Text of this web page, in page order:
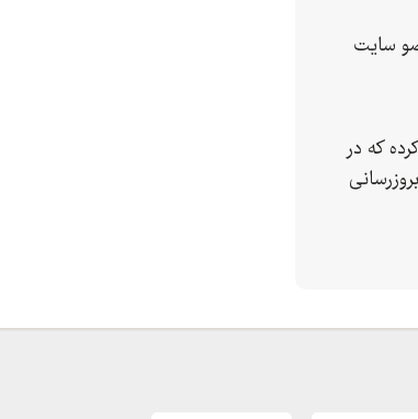
نسب سیستم پد سلولزی در مرغداری،گلخانه و یا مراکز
با ما تماس بگیرید.
سایت
که در
بروزرسانی